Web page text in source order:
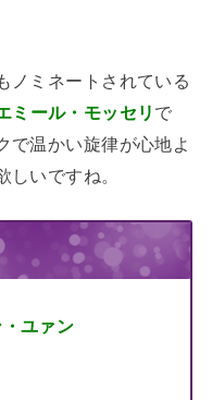
ノミネートされている
ミール・モッセリ で
で温かい旋律が心地よ
いですね。
ユァン